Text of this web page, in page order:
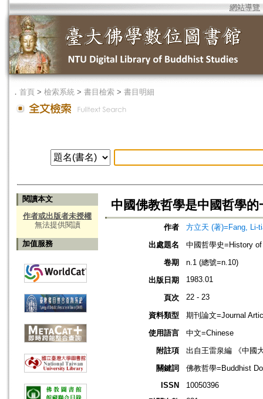
網站導覽
． 首頁 > 檢索系統 > 書目檢索 > 書目明細
閱讀本文
作者或出版者未授權
無法提供閱讀
加值服務
中國佛教哲學是中國哲學的
作者
方立天 (著)=Fang, Li-
出處題名
中國哲學史=History
卷期
n.1 (總號=n.10)
出版日期
1983.01
頁次 22 - 23
資料類型
期刊論文=Journal
使用語言
中文=Chinese
附註項
出自王雷泉編 《中國
關鍵詞
佛教哲學=Buddhist
ISSN
10050396